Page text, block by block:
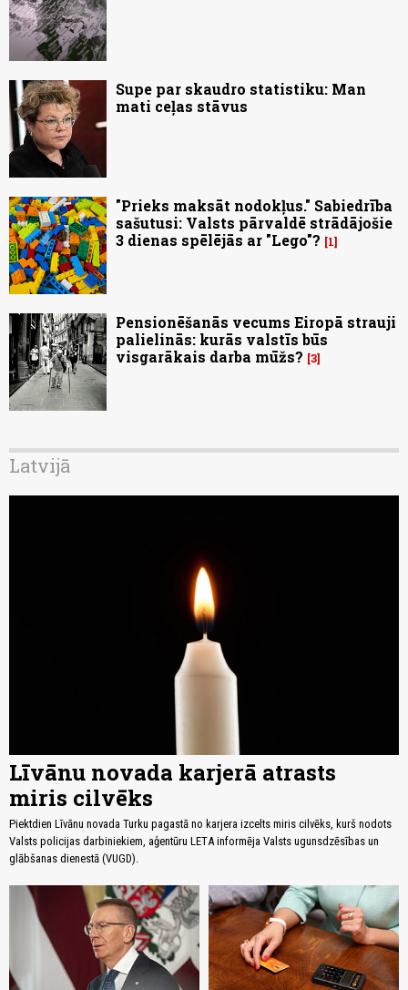
Supe par skaudro statistiku: Man
mati ceļas stāvus
"Prieks maksāt nodokļus." Sabiedrība
sašutusi: Valsts pārvaldē strādājošie
3 dienas spēlējās ar "Lego"?
1
Pensionēšanās vecums Eiropā strauji
palielinās: kurās valstīs būs
visgarākais darba mūžs? 3
Latvijā
Līvānu novada karjerā atrasts
miris cilvēks
Piektdien Līvānu novada Turku pagastā no karjera izcelts miris cilvēks, kurš nodots
Valsts policijas darbiniekiem, aģentūru LETA informēja Valsts ugunsdzēsības un
glābšanas dienestā (VUGD).